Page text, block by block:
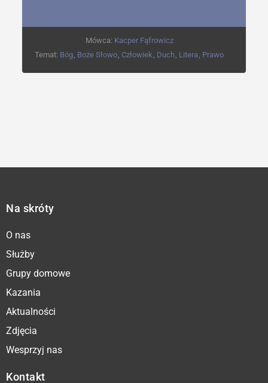
Mówca: Kacper Fąfrowicz
Temat: Bóg Boże Słowo Człowiek Duch Litera Prawo
Na skróty
O nas
Służby
Grupy domowe
Kazania
Aktualności
Zdjęcia
Wesprzyj nas
Kontakt